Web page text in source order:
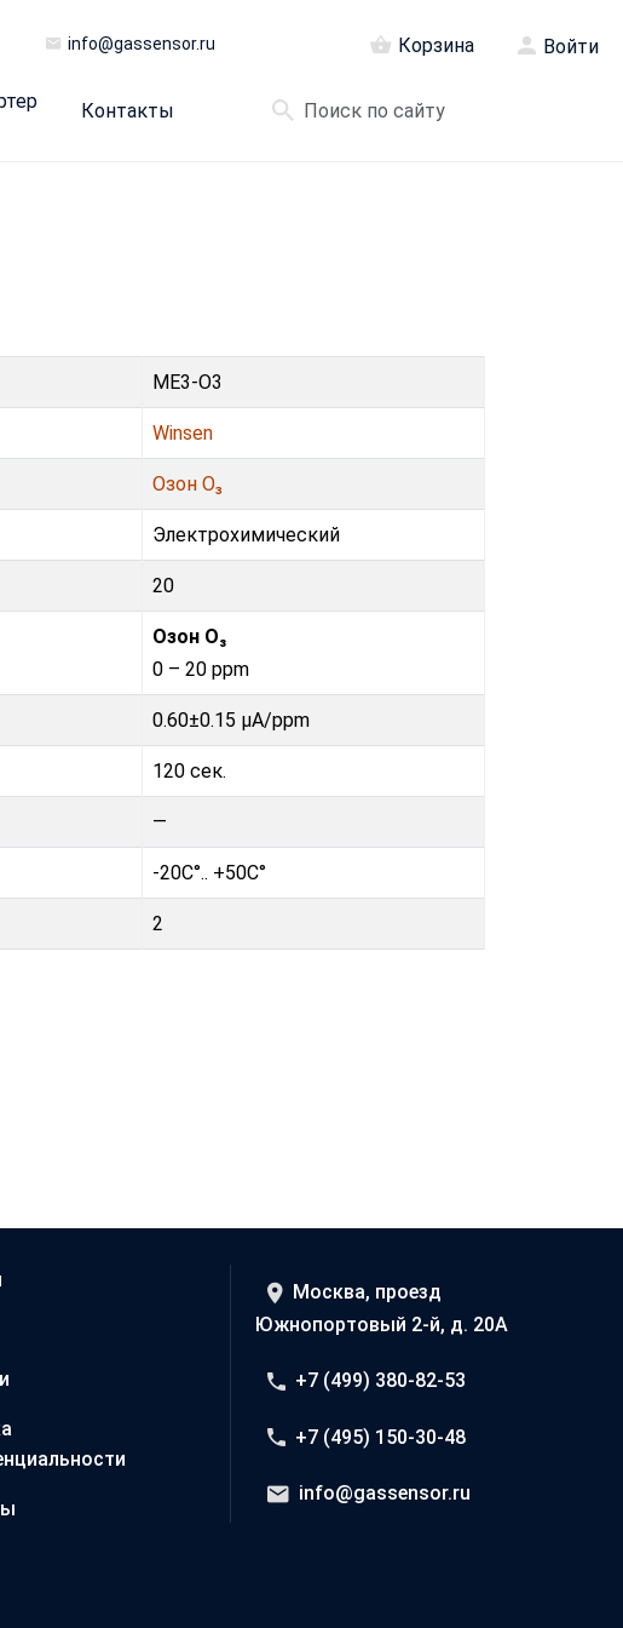
info@gassensor.ru Корзина Войти
Контакты
ME3-O3
Winsen
Озон O₃
Электрохимический
20
Озон O₃
0 – 20 ppm
0.60±0.15 µA/ppm
120 сек.
—
-20C°.. +50C°
2
Москва, проезд
Южнопортовый 2-й, д. 20А
+7 (499) 380-82-53
+7 (495) 150-30-48
info@gassensor.ru